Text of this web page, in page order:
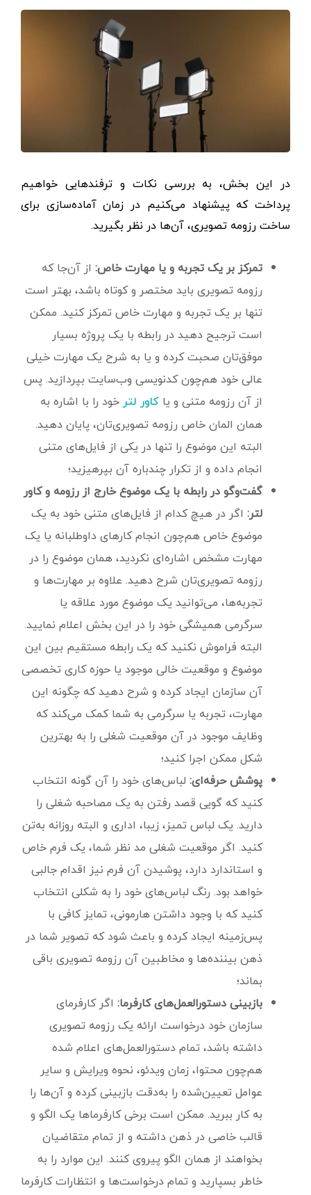
در این بخش، به بررسی نکات و ترفندهایی خواهیم
پرداخت که پیشنهاد می‌کنیم در زمان آماده‌سازی برای
ساخت رزومه تصویری، آن‌ها در نظر بگیرید.
تمرکز بر یک تجربه و یا مهارت خاص: از آن‌جا که
رزومه تصویری باید مختصر و کوتاه باشد، بهتر است
تنها بر یک تجربه و مهارت خاص تمرکز کنید. ممکن
است ترجیح دهید در رابطه با یک پروژه بسیار
موفق‌تان صحبت کرده و یا به شرح یک مهارت خیلی
عالی خود هم‌چون کدنویسی وب‌سایت بپردازید. پس
از آن رزومه متنی و یا کاور لتر خود را با اشاره به
همان المان خاص رزومه تصویری‌تان، پایان دهید.
البته این موضوع را تنها در یکی از فایل‌های متنی
انجام داده و از تکرار چندباره آن بپرهیزید؛
گفت‌وگو در رابطه با یک موضوع خارج از رزومه و کاور
لتر: اگر در هیچ کدام از فایل‌های متنی خود به یک
موضوع خاص هم‌چون انجام کارهای داوطلبانه یا یک
مهارت مشخص اشاره‌ای نکردید، همان موضوع را در
رزومه تصویری‌تان شرح دهید. علاوه بر مهارت‌ها و
تجربه‌ها، می‌توانید یک موضوع مورد علاقه یا
سرگرمی همیشگی خود را در این بخش اعلام نمایید.
البته فراموش نکنید که یک رابطه مستقیم بین این
موضوع و موقعیت خالی موجود یا حوزه کاری تخصصی
آن سازمان ایجاد کرده و شرح دهید که چگونه این
مهارت، تجربه یا سرگرمی به شما کمک می‌کند که
وظایف موجود در آن موقعیت شغلی را به بهترین
شکل ممکن اجرا کنید؛
پوشش حرفه‌ای: لباس‌های خود را آن گونه انتخاب
کنید که گویی قصد رفتن به یک مصاحبه شغلی را
دارید. یک لباس تمیز، زیبا، اداری و البته روزانه به‌تن
کنید. اگر موقعیت شغلی مد نظر شما، یک فرم خاص
و استاندارد دارد، پوشیدن آن فرم نیز اقدام جالبی
خواهد بود. رنگ لباس‌های خود را به شکلی انتخاب
کنید که با وجود داشتن هارمونی، تمایز کافی با
پس‌زمینه ایجاد کرده و باعث شود که تصویر شما در
ذهن بیننده‌ها و مخاطبین آن رزومه تصویری باقی
بماند؛
بازبینی دستورالعمل‌های کارفرما: اگر کارفرمای
سازمان خود درخواست ارائه یک رزومه تصویری
داشته باشد، تمام دستورالعمل‌های اعلام شده
هم‌چون محتوا، زمان ویدئو، نحوه ویرایش و سایر
عوامل تعیین‌شده را به‌دقت بازبینی کرده و آن‌ها را
به کار ببرید. ممکن است برخی کارفرماها یک الگو و
قالب خاصی در ذهن داشته و از تمام متقاضیان
بخواهند از همان الگو پیروی کنند. این موارد را به
خاطر بسپارید و تمام درخواست‌ها و انتظارات کارفرما